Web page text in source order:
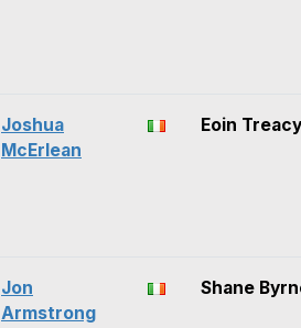
Joshua
McErlean
Eoin Treacy
Jon
Armstrong
Shane